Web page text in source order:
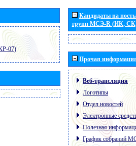
07)
Кандидаты на посты
групп МСЭ-R (ИК,
Прочая
Веб-трансляция
Логотипы
Отдел новостей
Электронные
Полезная
График собраний